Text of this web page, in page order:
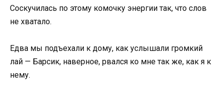
Соскучилась по этому комочку энергии так, что слов
не хватало.
Едва мы подъехали к дому, как услышали громкий
лай — Барсик, наверное, рвался ко мне так же, как я к
нему.